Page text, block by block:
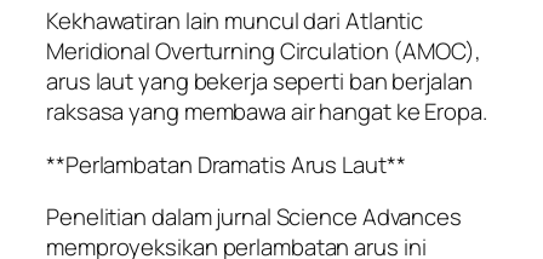
Kekhawatiran lain muncul dari Atlantic
Meridional Overturning Circulation (AMOC),
arus laut yang bekerja seperti ban berjalan
raksasa yang membawa air hangat ke Eropa.
**Perlambatan Dramatis Arus Laut**
Penelitian dalam jurnal Science Advances
memproyeksikan perlambatan arus ini